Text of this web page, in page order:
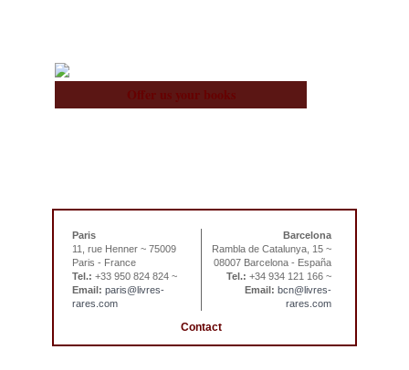
Paris
11, rue Henner ~ 75009
Paris - France
Tel.: +33 950 824 824 ~
Email: paris@livres-
rares.com
Barcelona
Rambla de Catalunya, 15 ~
08007 Barcelona - España
Tel.: +34 934 121 166 ~
Email: bcn@livres-
rares.com
Contact